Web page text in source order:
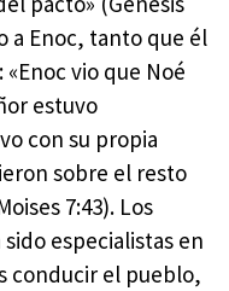
a Enoc, tanto que él
vio que Noé
estuvo
con su propia
sobre el resto
7:43). Los
especialistas en
conducir el pueblo,